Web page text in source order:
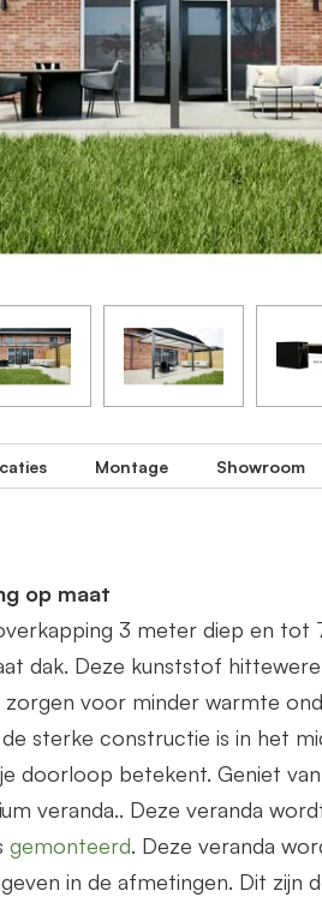
Montage Showroom
op maat
3 meter diep en
dak. Deze kunststof
voor minder warmte
sterke constructie is in het
doorloop betekent. Geniet
veranda.. Deze veranda
gemonteerd. Deze veranda
in de afmetingen. Dit zijn